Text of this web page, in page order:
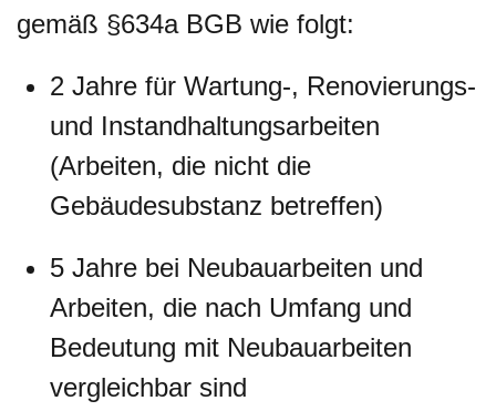
gemäß §634a BGB wie folgt:
2 Jahre für Wartung-, Renovierungs-
und Instandhaltungsarbeiten
(Arbeiten, die nicht die
Gebäudesubstanz betreffen)
5 Jahre bei Neubauarbeiten und
Arbeiten, die nach Umfang und
Bedeutung mit Neubauarbeiten
vergleichbar sind